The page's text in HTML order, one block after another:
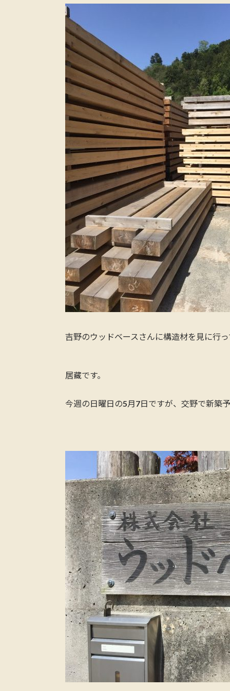
吉野のウッドベースさんに構造材を見に行
居藏です。
今週の日曜日の5月7日ですが、交野で新築